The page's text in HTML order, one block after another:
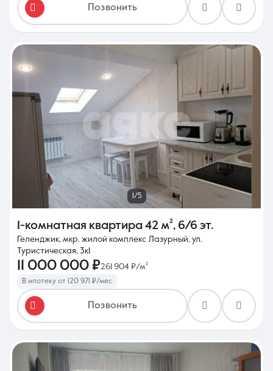
Позвонить
1/5
1-комнатная квартира 42 м², 6/6 эт.
Геленджик, мкр. жилой комплекс Лазурный, ул.
Туристическая, 3к1
11 000 000 ₽261 904 ₽/м²
В ипотеку от 120 971 ₽/мес
Позвонить